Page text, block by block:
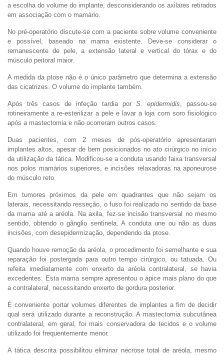
a escolha do volume do implante, desconsiderando os axilares retirados
em associação com o mamário.
No pré-operatório discute-se com a paciente sobre volume conveniente
e possível, baseado na mama existente. Deve-se considerar o
remanescente de pele, a extensão lateral e vertical do tórax e do
músculo peitoral maior.
A medida da ptose não é o único parâmetro que determina a extensão
das cicatrizes. O volume do implante também.
Após três casos de infeção tardia por S. epidermidis , passou-se
rotineiramente a re-esterilizar a pele e lavar a loja com soro fisiológico
após a mastectomia e não ocorreram outros casos.
Duas pacientes, com 2 meses de pós-operatório apresentaram
implantes altos, apesar de bem posicionados no ato cirúrgico no início
da utilização da tática. Modificou-se a conduta usando faixa transversal
nos polos mamários superiores, e incisões relaxadoras na aponeurose
do músculo reto.
Em tumores próximos da pele em quadrantes que não sejam os
laterais, necessitando resseção, o fuso foi realizado no sentido da base
da mama até a aréola. Na axila, fez-se incisão transversal no mesmo
sentido, obtendo o gânglio sentinela. A conduta une ou não as duas
incisões, com desepidermização, dependendo da ptose.
Quando houve remoção da aréola, o procedimento foi semelhante e sua
reparação foi postergada para outro tempo cirúrgico, ou tatuada. Ou
refeita imediatamente com enxerto da aréola contralateral, se havia
excedentes. Esta mama sempre apresentou o ápice mais plano do que
a contralateral, necessitando enxerto de gordura posterior.
É conveniente portar volumes diferentes de implantes a fim de decidir
qual será utilizado durante a reconstrução. A mastectomia subcutânea
contralateral, em geral, foi mais conservadora de tecidos e o volume
utilizado foi frequentemente menor.
A tática descrita possibilitou eliminar necrose total de aréola, mesmo